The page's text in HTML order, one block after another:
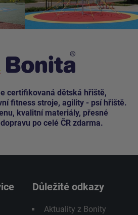
certifikovaná dětská hřiště,
fitness stroje, agility - psí hřiště.
kvalitní materiály, přesné
po celé ČR zdarma.
Důležité odkazy
Aktuality z Bonity